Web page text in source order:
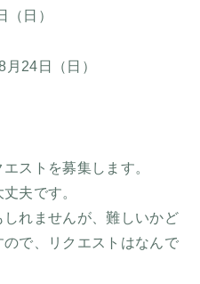
（日）
24日（日）
ストを募集します。
夫です。
れませんが、難しいかど
で、リクエストはなんで